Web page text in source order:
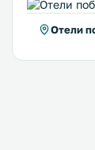
Отели